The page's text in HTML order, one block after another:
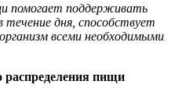
помогает поддерживать
течение дня, способствует
всеми необходимыми
распределения пищи